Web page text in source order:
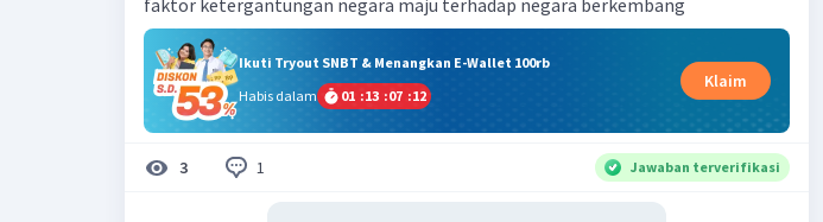
faktor ketergantungan negara maju terhadap negara berkembang
Ikuti Tryout SNBT & Menangkan E-Wallet 100rb
Habis dalam
01 :13 :07 :11
Klaim
3 1 Jawaban terverifikasi